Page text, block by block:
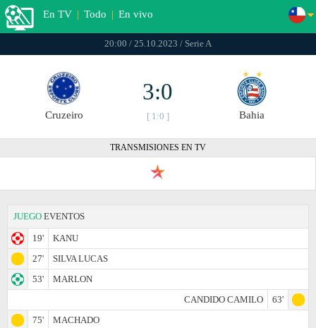
En TV | Todo | En vivo
20:00 / 25.10.2023 / Serie A
Cruzeiro
3:0
[ 1:0 ] Bahia
TRANSMISIONES EN TV
JUEGO EVENTOS
19'
KANU
27'
SILVA LUCAS
53'
MARLON
CANDIDO CAMILO
63'
75'
MACHADO